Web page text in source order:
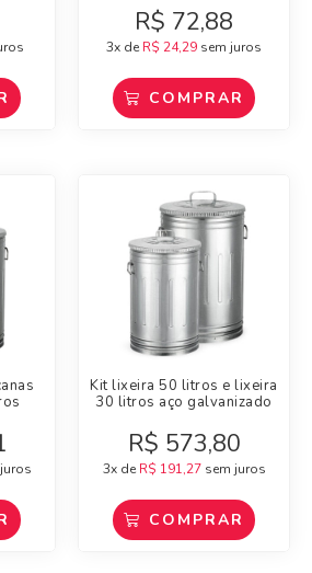
R$ 72,88
3x de R$ 24,29 sem juros
COMPRAR
Kit lixeira 50 litros e lixeira
30 litros aço galvanizado
R$ 573,80
3x de R$ 191,27sem juros
COMPRAR